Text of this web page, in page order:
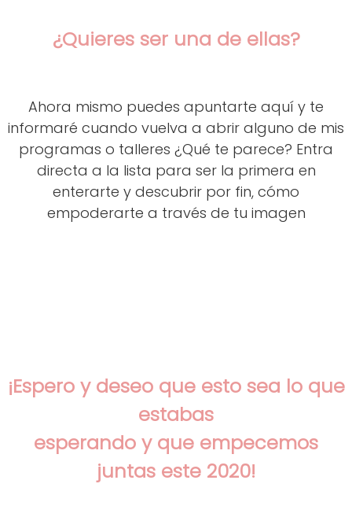
¿Quieres ser una de ellas?
Ahora mismo puedes apuntarte aquí y te
informaré cuando vuelva a abrir alguno de mis
programas o talleres ¿Qué te parece? Entra
directa a la lista para ser la primera en
enterarte y descubrir por fin, cómo
empoderarte a través de tu imagen
¡Espero y deseo que esto sea lo que
estabas
esperando y que empecemos
juntas este 2020!